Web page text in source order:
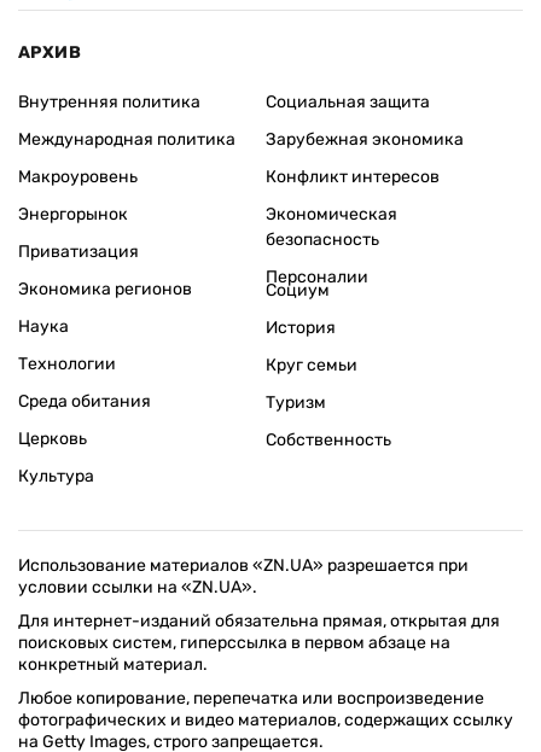
АРХИВ
Внутренняя политика
Международная политика
Макроуровень
Энергорынок
Приватизация
Экономика регионов
Социальная защита
Зарубежная экономика
Конфликт интересов
Экономическая
безопасность
Персоналии
Наука
Технологии
Среда обитания
Церковь
Культура
Социум
История
Круг семьи
Туризм
Собственность
Использование материалов «ZN.UA» разрешается при
условии ссылки на «ZN.UA».
Для интернет-изданий обязательна прямая, открытая для
поисковых систем, гиперссылка в первом абзаце на
конкретный материал.
Любое копирование, перепечатка или воспроизведение
фотографических и видео материалов, содержащих ссылку
на Getty Images, строго запрещается.